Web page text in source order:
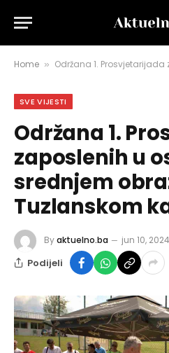
Home » Održana 1. Prosvjetarijada zaposlenih u
SVE VIJESTI
Održana 1.
zaposlenih u
srednjem
Tuzlanskom
Byaktuelno.ba jun 10, 2024
Podijeli